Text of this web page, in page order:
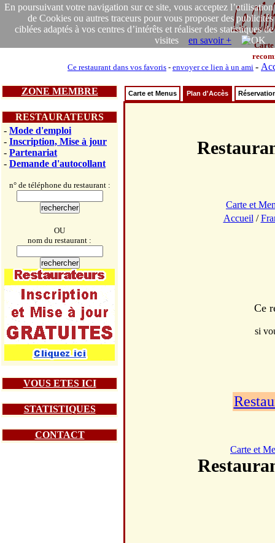
En poursuivant votre navigation sur ce site, vous acceptez l’utilisation
de Cookies ou autres traceurs pour vous proposer des publicités
ciblées adaptés à vos centres d’intérêts et réaliser des statistiques de
visites en savoir +
Carte
Ce restaurant dans vos favoris - envoyer ce lien à un ami -
ZONE MEMBRE
RESTAURATEURS
- Mode d'emploi
- Inscription, Mise à jour
- Partenariat
- Demande d'autocollant
n° de téléphone du restaurant :
OU
nom du restaurant :
VOUS ETES ICI
STATISTIQUES
CONTACT
Carte et Menus Plan d'Accès
Carte et
Accueil /
Ce
si
Carte et